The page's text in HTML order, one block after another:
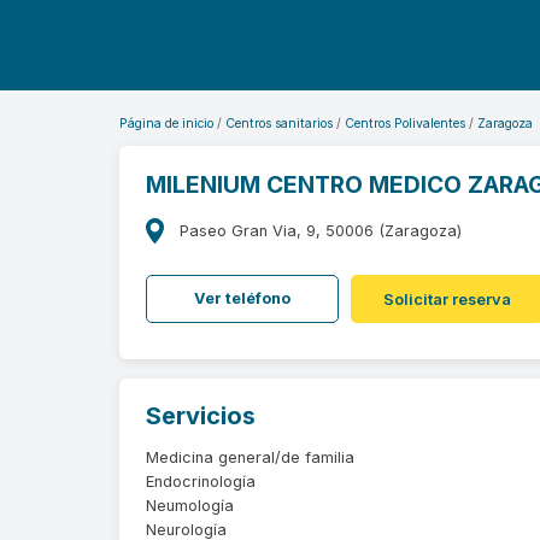
Página de inicio Centros sanitarios Centros Polivalentes Zaragoza
MILENIUM CENTRO MEDICO
Paseo Gran Via, 9, 50006 (Zaragoza)
Ver teléfono Solicitar reserva
Servicios
Medicina general/de familia
Endocrinología
Neumología
Neurología